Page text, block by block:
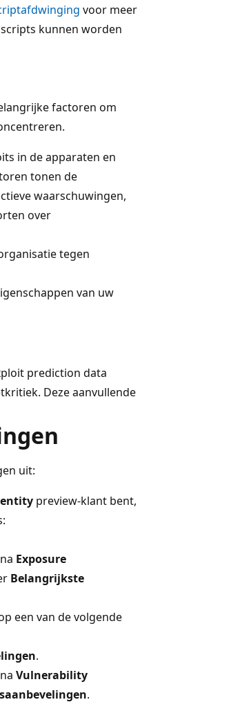
voor meer
kunnen worden
factoren om
in de apparaten en
tonen de
waarschuwingen,
over
tegen
van uw
prediction data
Deze aanvullende
uit:
preview-klant bent,
Exposure
Belangrijkste
een van de volgende
.
Vulnerability
.